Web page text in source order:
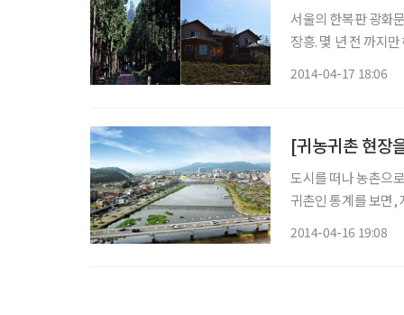
서울의 한복판 광화
장흥. 몇 년 전 까지
2014-04-17 18:06
도시를 떠나 농촌으로 가는 인구가 늘고
귀촌인 통계를 보면,
2014-04-16 19:08